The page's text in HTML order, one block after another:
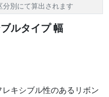
別にて算出されます
ルタイプ 幅
キシブル性のあるリボン